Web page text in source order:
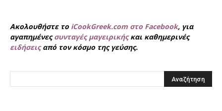
Ακολουθήστε το iCookGreek.com στο Facebook, για
αγαπημένεςσυνταγές μαγειρικήςκαι καθημερινές
ειδήσειςαπό τον κόσμο της γεύσης.